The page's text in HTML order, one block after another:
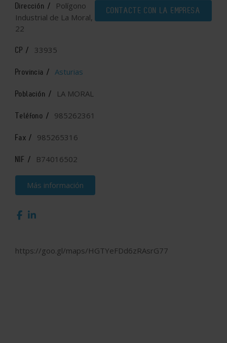
CONTACTE CON LA EMPRESA
Dirección /
Polígono
Industrial de La Moral,
22
CP / 33935
Provincia / Asturias
Población / LA MORAL
Teléfono / 985262361
Fax / 985265316
NIF / B74016502
Más información
https://goo.gl/maps/HGTYeFDd6zRAsrG77